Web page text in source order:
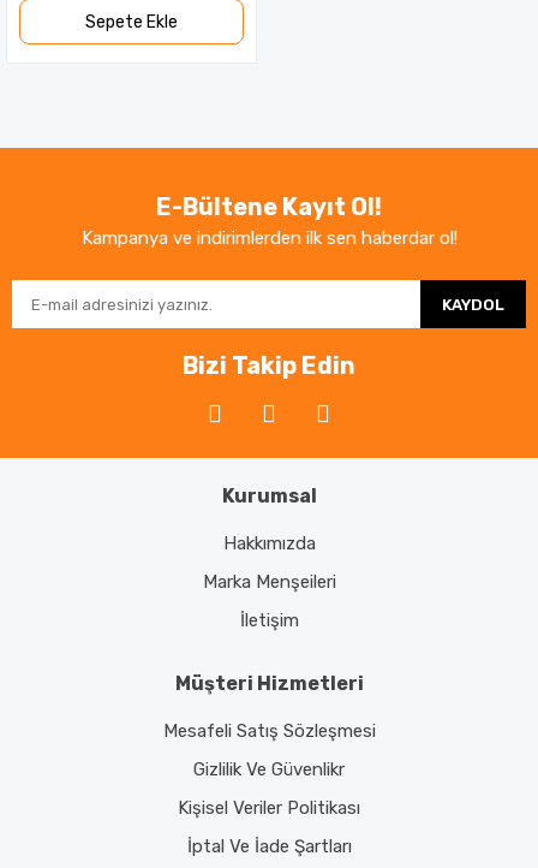
Sepete Ekle
E-Bültene Kayıt Ol!
Kampanya ve indirimlerden ilk sen haberdar ol!
KAYDOL
Bizi Takip Edin
Kurumsal
Hakkımızda
Marka Menşeileri
İletişim
Müşteri Hizmetleri
Mesafeli Satış Sözleşmesi
Gizlilik Ve Güvenlikr
Kişisel Veriler Politikası
İptal Ve İade Şartları